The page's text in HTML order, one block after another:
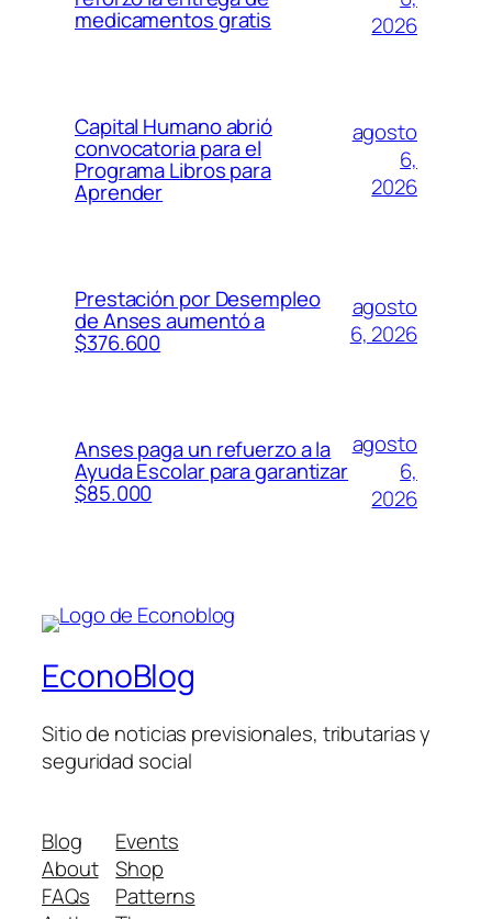
medicamentos gratis
2026
Capital Humano abrió
convocatoria para el
Programa Libros para
Aprender
agosto
6,
2026
Prestación por Desempleo
de Anses aumentó a
$376.600
agosto
6, 2026
Anses paga un refuerzo a la
Ayuda Escolar para garantizar
$85.000
agosto
6,
2026
EconoBlog
Sitio de noticias previsionales, tributarias y
seguridad social
Blog
About
FAQs
Events
Shop
Patterns